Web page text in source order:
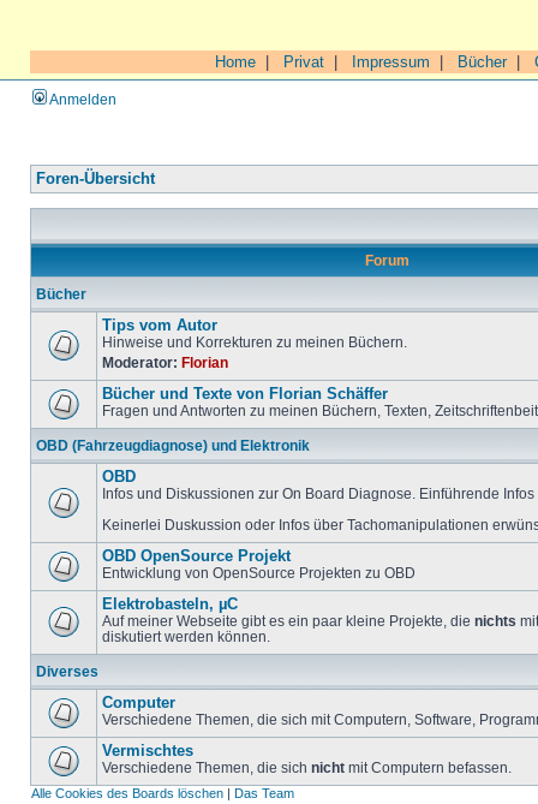
Home Privat Impressum Bücher|
Anmelden
Foren-Übersicht
Forum
Bücher
Tips vom Autor
Hinweise und Korrekturen zu meinen Büchern.
Moderator: Florian
Bücher und Texte von Florian Schäffer
Fragen und Antworten zu meinen Büchern, Texten,
OBD (Fahrzeugdiagnose) und Elektronik
OBD
Infos und Diskussionen zur On Board Diagnose. Einführende
Keinerlei Duskussion oder Infos über Tachomanipulationen
OBD OpenSource Projekt
Entwicklung von OpenSource Projekten zu OBD
Elektrobasteln, µC
Auf meiner Webseite gibt es ein paar kleine Projekte, die nichts
diskutiert werden können.
Diverses
Computer
Verschiedene Themen, die sich mit Computern, Software,
Vermischtes
Verschiedene Themen, die sich nicht mit Computern befassen.
Alle Cookies des Boards löschen | Das Team